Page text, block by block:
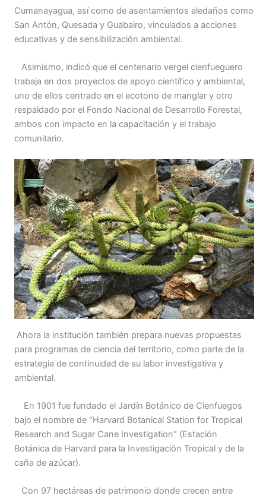
Cumanayagua, así como de asentamientos aledaños como
San Antón, Quesada y Guabairo, vinculados a acciones
educativas y de sensibilización ambiental.
Asimismo, indicó que el centenario vergel cienfueguero
trabaja en dos proyectos de apoyo científico y ambiental,
uno de ellos centrado en el ecotono de manglar y otro
respaldado por el Fondo Nacional de Desarrollo Forestal,
ambos con impacto en la capacitación y el trabajo
comunitario.
Ahora la institución también prepara nuevas propuestas
para programas de ciencia del territorio, como parte de la
estrategia de continuidad de su labor investigativa y
ambiental.
En 1901 fue fundado el Jardín Botánico de Cienfuegos
bajo el nombre de “Harvard Botanical Station for Tropical
Research and Sugar Cane Investigation” (Estación
Botánica de Harvard para la Investigación Tropical y de la
caña de azúcar).
Con 97 hectáreas de patrimonio donde crecen entre